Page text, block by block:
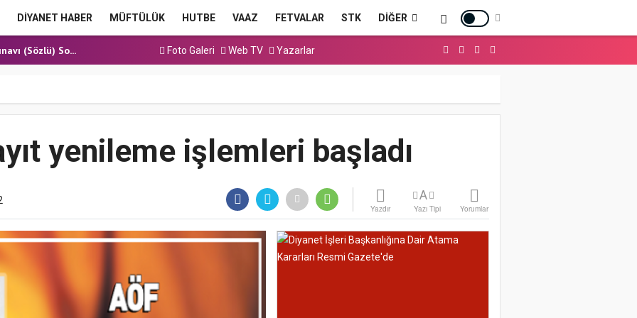
DİYANET HABER MÜFTÜLÜK HUTBE VAAZ FETVALAR STK DIĞER
Hutbesi
Kadrolu Kur’an...
(Sözlü) So...
Hutbesi
Hutbesi
Hutbesi
Kadrolu Kur’an...
Foto Galeri Web TV Yazarlar
yenileme işlemleri başladı
Yazdır
A
Yazı Tipi Yorumlar